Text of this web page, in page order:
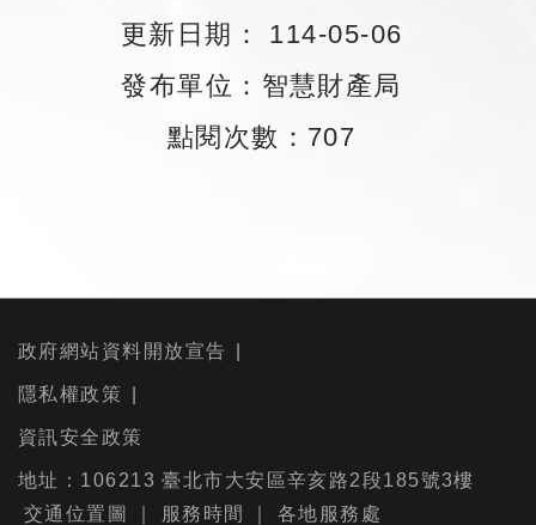
更新日期： 114-05-06
發布單位：智慧財產局
點閱次數：707
政府網站資料開放宣告
隱私權政策
資訊安全政策
地址：106213 臺北市大安區辛亥路2段185號3樓
交通位置圖
服務時間
各地服務處